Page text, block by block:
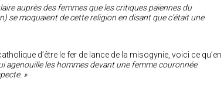
auprès des femmes que les critiques païennes du
se moquaient de cette religion en disant que c’était une
d’être le fer de lance de la misogynie, voici ce qu’en
agenouille les hommes devant une femme couronnée
»